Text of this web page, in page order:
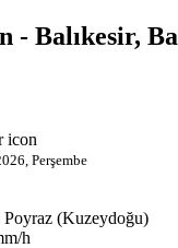
- Balıkesir,
Perşembe
Poyraz (Kuzeydoğu)
h